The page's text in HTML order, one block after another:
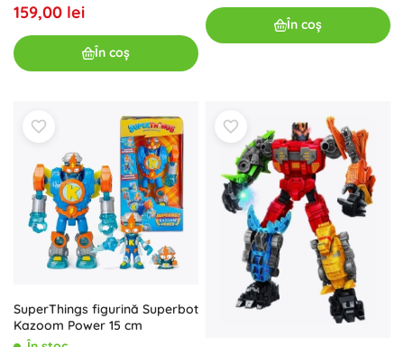
159,00 lei
În coș
În coș
SuperThings figurină Superbot
Kazoom Power 15 cm